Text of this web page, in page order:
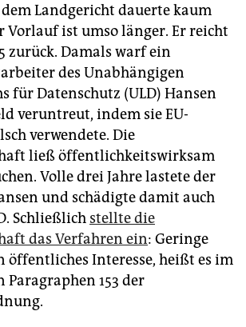
Landgericht dauerte kaum
Vorlauf ist umso länger. Er reicht
zurück. Damals warf ein
des Unabhängigen
für Datenschutz (ULD) Hansen
veruntreut, indem sie EU-
verwendete. Die
ließ öffentlichkeitswirksam
Volle drei Jahre lastete der
und schädigte damit auch
Schließlich stellte die
das Verfahren ein: Geringe
öffentliches Interesse, heißt es im
Paragraphen 153 der